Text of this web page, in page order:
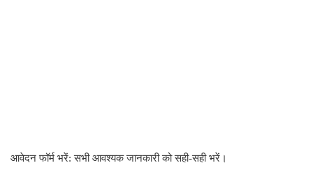
आवेदन फॉर्म भरें: सभी आवश्यक जानकारी को सही-सही भरें।